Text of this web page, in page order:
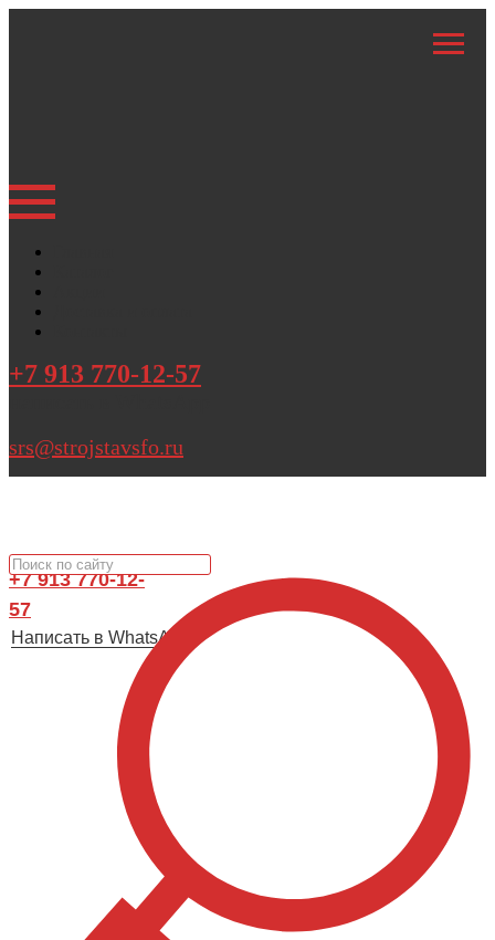
+7 913 770-12-57
srs@strojstavsfo.ru
+7 913 770-12-
57
Написать в WhatsApp